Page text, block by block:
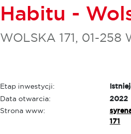
Habitu -
WOLSKA 171, 01-258
Etap inwestycji:
Data otwarcia:
2022
Strona www:
171